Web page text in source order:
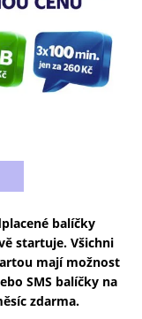
balíčky
startuje. Všichni
majímožnost
SMS balíčky na
ěsíc zdarma.